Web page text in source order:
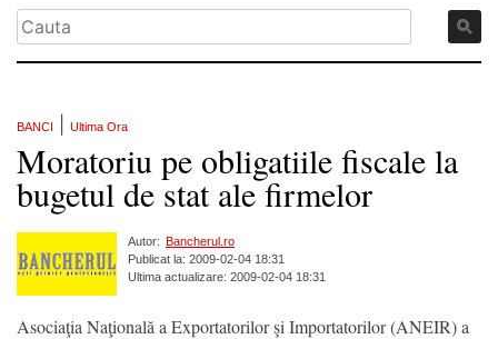
BANCI Ultima Ora
Moratoriu pe obligatiile fiscale la
bugetul de stat ale firmelor
Autor: Bancherul.ro
Publicat la: 2009-02-04 18:31
Ultima actualizare: 2009-02-04 18:31
Asociaţia Naţională a Exportatorilor şi Importatorilor (ANEIR) a